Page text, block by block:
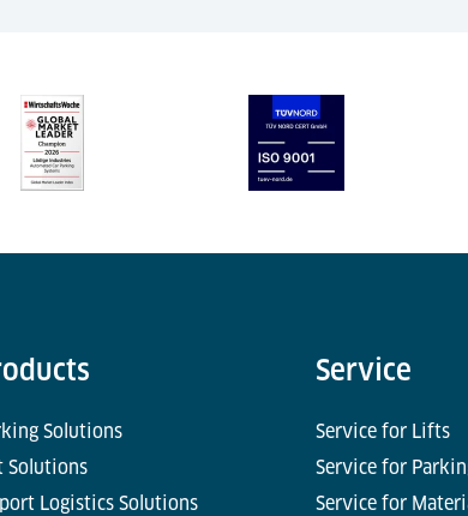
Solutions
Solutions
Logistics Solutions
Service
Service for Lifts
Service for
Service for